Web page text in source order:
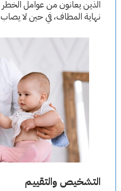
الذين يعانون من عوامل
نهاية المطاف، في حين لا
التشخيص والتقييم